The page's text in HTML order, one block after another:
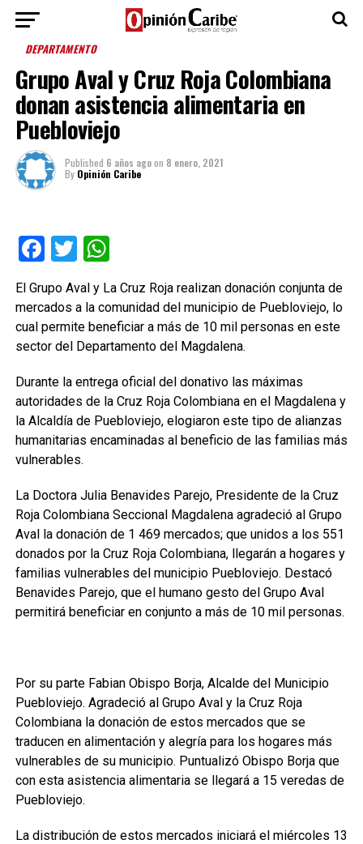
DEPARTAMENTO
Grupo Aval y Cruz Roja Colombiana
donan asistencia alimentaria en
Puebloviejo
Published 6 años agoon 8 enero, 2021
By Opinión Caribe
Facebook
TwitterWhatsApp
El Grupo Aval y La Cruz Roja realizan donación conjunta de
mercados a la comunidad del municipio de Puebloviejo, lo
cual permite beneficiar a más de 10 mil personas en este
sector del Departamento del Magdalena.
Durante la entrega oficial del donativo las máximas
autoridades de la Cruz Roja Colombiana en el Magdalena y
la Alcaldía de Puebloviejo, elogiaron este tipo de alianzas
humanitarias encaminadas al beneficio de las familias más
vulnerables.
La Doctora Julia Benavides Parejo, Presidente de la Cruz
Roja Colombiana Seccional Magdalena agradeció al Grupo
Aval la donación de 1 469 mercados; que unidos a los 551
donados por la Cruz Roja Colombiana, llegarán a hogares y
familias vulnerables del municipio Puebloviejo. Destacó
Benavides Parejo, que el humano gesto del Grupo Aval
permitirá beneficiar en conjunto a más de 10 mil personas.
Por su parte Fabian Obispo Borja, Alcalde del Municipio
Puebloviejo. Agradeció al Grupo Aval y la Cruz Roja
Colombiana la donación de estos mercados que se
traducen en alimentación y alegría para los hogares más
vulnerables de su municipio. Puntualizó Obispo Borja que
con esta asistencia alimentaria se llegará a 15 veredas de
Puebloviejo.
La distribución de estos mercados iniciará el miércoles 13